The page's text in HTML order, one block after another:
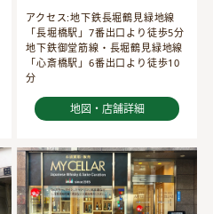
アクセス:地下鉄長堀鶴見緑地線
「長堀橋駅」7番出口より徒歩5分
地下鉄御堂筋線・長堀鶴見緑地線
「心斎橋駅」6番出口より徒歩10
分
地図・店舗詳細